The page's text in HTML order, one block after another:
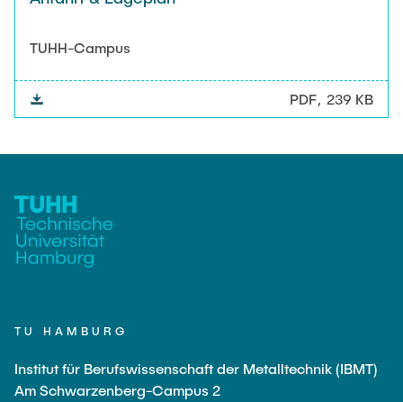
TUHH-Campus
PDF 239 KB
TU HAMBURG
Institut für Berufswissenschaft der Metalltechnik (IBMT)
Am Schwarzenberg-Campus 2